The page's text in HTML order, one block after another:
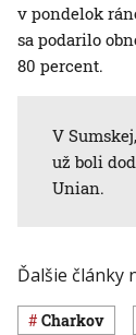
v pondelok
sa podarilo
80 percent.
V
už boli
Unian.
Ďalšie články
Charkov